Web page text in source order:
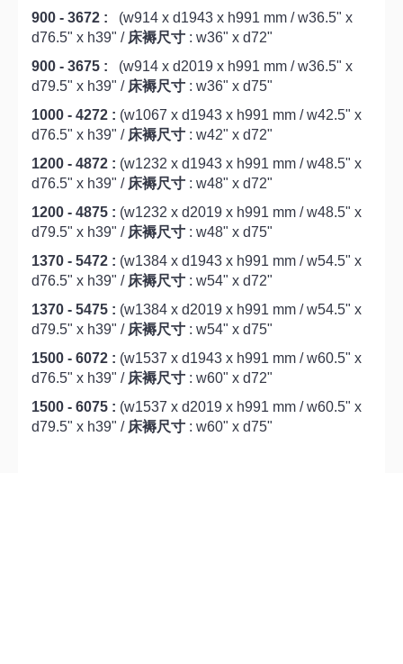
900 - 3672 : (w914 x d1943 x h991 mm / w36.5" x
d76.5" x h39" / 床褥尺寸 : w36" x d72"
900 - 3675 : (w914 x d2019 x h991 mm / w36.5" x
d79.5" x h39" / 床褥尺寸 : w36" x d75"
1000 - 4272 : (w1067 x d1943 x h991 mm / w42.5" x
d76.5" x h39" / 床褥尺寸 : w42" x d72"
1200 - 4872 : (w1232 x d1943 x h991 mm / w48.5" x
d76.5" x h39" / 床褥尺寸 : w48" x d72"
1200 - 4875 : (w1232 x d2019 x h991 mm / w48.5" x
d79.5" x h39" / 床褥尺寸 : w48" x d75"
1370 - 5472 : (w1384 x d1943 x h991 mm / w54.5" x
d76.5" x h39" / 床褥尺寸 : w54" x d72"
1370 - 5475 : (w1384 x d2019 x h991 mm / w54.5" x
d79.5" x h39" / 床褥尺寸 : w54" x d75"
1500 - 6072 : (w1537 x d1943 x h991 mm / w60.5" x
d76.5" x h39" / 床褥尺寸 : w60" x d72"
1500 - 6075 : (w1537 x d2019 x h991 mm / w60.5" x
d79.5" x h39" / 床褥尺寸 : w60" x d75"